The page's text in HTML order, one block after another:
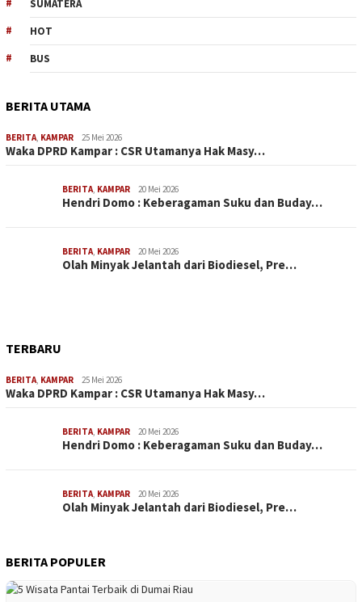
SUMATERA
HOT
BUS
BERITA UTAMA
BERITA, KAMPAR 25 Mei 2026
Waka DPRD Kampar : CSR Utamanya Hak Masy…
BERITA, KAMPAR 20 Mei 2026
Hendri Domo : Keberagaman Suku dan Buday…
BERITA, KAMPAR 20 Mei 2026
Olah Minyak Jelantah dari Biodiesel, Pre…
TERBARU
BERITA, KAMPAR 25 Mei 2026
Waka DPRD Kampar : CSR Utamanya Hak Masy…
BERITA, KAMPAR 20 Mei 2026
Hendri Domo : Keberagaman Suku dan Buday…
BERITA, KAMPAR 20 Mei 2026
Olah Minyak Jelantah dari Biodiesel, Pre…
BERITA POPULER